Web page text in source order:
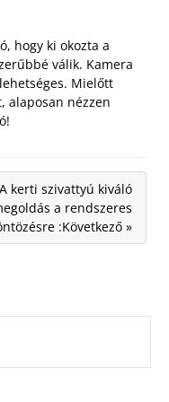
hogy ki okozta a
válik. Kamera
Mielőtt
alaposan nézzen
A kerti szivattyú kiváló
a rendszeres
:Következő »